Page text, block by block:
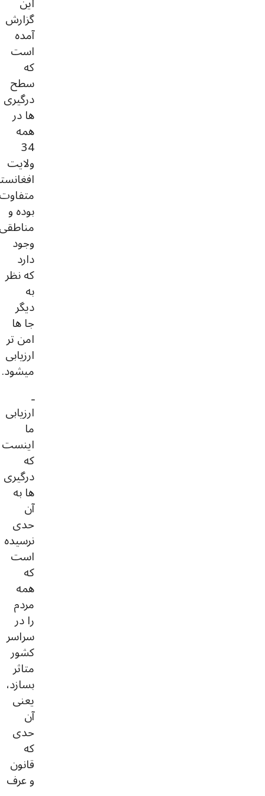
گزارش
آمده
است
که
سطح
درگیری
ها در
همه
34
ولایت
بوده و
وجود
دارد
که نظر
به
دیگر
جا ها
امن تر
ارزیابی
میشود.
ـ
ارزیابی
ما
اینست
که
درگیری
ها به
آن
حدی
نرسیده
است
که
همه
مردم
را در
سراسر
کشور
متاثر
بسازد،
یعنی
آن
حدی
که
قانون
و عرف